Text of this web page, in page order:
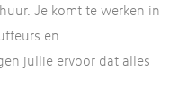
Je komt te werken in
en
jullie ervoor dat alles